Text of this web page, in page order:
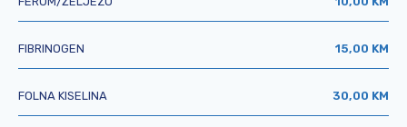
FIBRINOGEN 15,00 KM
FOLNA KISELINA 30,00 KM